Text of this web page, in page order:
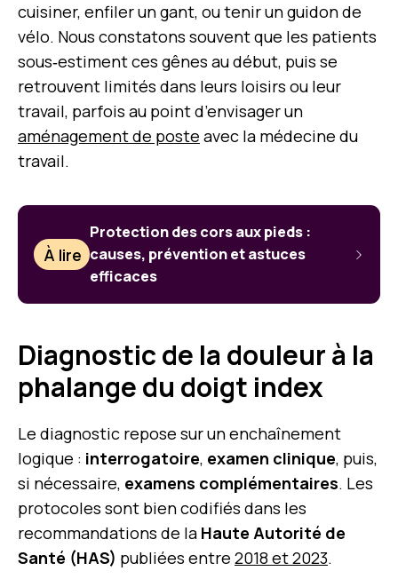
cuisiner, enfiler un gant, ou tenir un guidon de
vélo. Nous constatons souvent que les patients
sous‑estiment ces gênes au début, puis se
retrouvent limités dans leurs loisirs ou leur
travail, parfois au point d’envisager un
aménagement de poste avec la médecine du
travail.
À lire
Protection des cors aux pieds :
causes, prévention et astuces
efficaces
Diagnostic de la douleur à la
phalange du doigt index
Le diagnostic repose sur un enchaînement
logique : interrogatoire, examen clinique, puis,
si nécessaire, examens complémentaires. Les
protocoles sont bien codifiés dans les
recommandations de la Haute Autorité de
Santé (HAS) publiées entre 2018 et 2023.